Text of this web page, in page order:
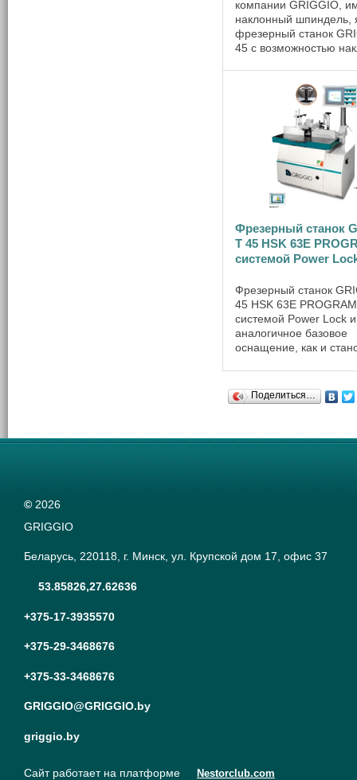
компании GRIGGIO,
наклонный шпиндель,
фрезерный станок
45 с возможностью
плоское и профильное
строгание кромок
Фрезерный станок
Т 45 HSK 63E
сиcтемой Power
Фрезерный станок
45 HSK 63E
системой Power Lock
аналогичное базовое
оснащение, как и
заключается в более
усовершенствованном
Поделиться…
© 2026
GRIGGIO
Беларусь, 220118, г. Минск, ул. Крупской дом 17, офис 37
53.85826,27.62636
+375-17-3935570
+375-29-3468676
+375-33-3468676
GRIGGIO@GRIGGIO.by
griggio.by
Сайт работает на платформе Nestorclub.com